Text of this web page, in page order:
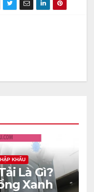
KHẨU
Là Gì?
Xanh